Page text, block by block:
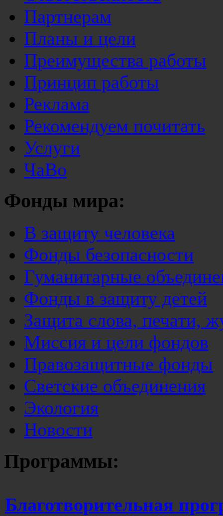
Партнерам
Планы и цели
Преимущества работы
Принцип работы
Реклама
Рекомендуем почитать
Услуги
ЧаВо
Фонды мира:
В защиту человека
Фонды безопасности
Гуманитарные
Фонды в защиту детей
Защита слова, печати,
Миссия и цели фондов
Правозащитные фонды
Светские объединения
Экология
Новости
Программы:
Благотворительная